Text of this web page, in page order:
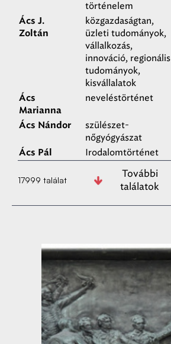
történelem
Ács J.
Zoltán
közgazdaságtan,
üzleti tudományok,
vállalkozás,
innováció, regionális
tudományok,
kisvállalatok
Ács
Marianna
neveléstörténet
Ács Nándor
szülészet-
nőgyógyászat
Ács Pál Irodalomtörténet
17999 találat
További
találatok